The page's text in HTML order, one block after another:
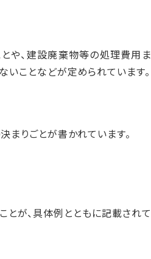
や、建設廃棄物等の処理費用ま
ことなどが定められています。
りごとが書かれています。
が、具体例とともに記載されて